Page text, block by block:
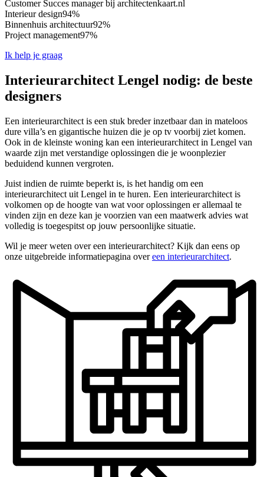
Customer Succes manager bij architectenkaart.nl
Interieur design94%
Binnenhuis architectuur92%
Project management97%
Ik help je graag
Interieurarchitect Lengel nodig: de beste
designers
Een interieurarchitect is een stuk breder inzetbaar dan in mateloos
dure villa’s en gigantische huizen die je op tv voorbij ziet komen.
Ook in de kleinste woning kan een interieurarchitect in Lengel van
waarde zijn met verstandige oplossingen die je woonplezier
beduidend kunnen vergroten.
Juist indien de ruimte beperkt is, is het handig om een
interieurarchitect uit Lengel in te huren. Een interieurarchitect is
volkomen op de hoogte van wat voor oplossingen er allemaal te
vinden zijn en deze kan je voorzien van een maatwerk advies wat
volledig is toegespitst op jouw persoonlijke situatie.
Wil je meer weten over een interieurarchitect? Kijk dan eens op
onze uitgebreide informatiepagina overeen interieurarchitect.